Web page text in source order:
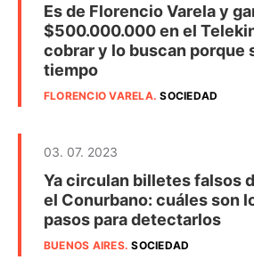
Es de Florencio Varela y
$500.000.000 en el
cobrar y lo buscan porque
tiempo
FLORENCIO VARELA.SOCIEDAD
03. 07. 2023
Ya circulan billetes falsos
el Conurbano: cuáles son
pasos para detectarlos
BUENOS AIRES.SOCIEDAD